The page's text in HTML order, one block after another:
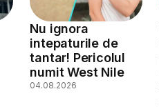
Nu ignora
intepaturile de
tantar! Pericolul
numit West Nile
04.08.2026